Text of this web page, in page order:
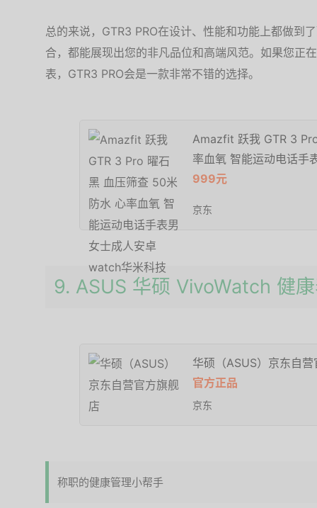
总的来说，GTR3 PRO在设计、性能和功能上都做到
合，都能展现出您的非凡品位和高端风范。如果您正
表，GTR3 PRO会是一款非常不错的选择。
Amazfit 跃我 GTR 3
率血氧 智能运动电话手
999元
京东
9. ASUS 华硕 VivoWatch 健
华硕（ASUS）京东自
官方正品
京东
称职的健康管理小帮手